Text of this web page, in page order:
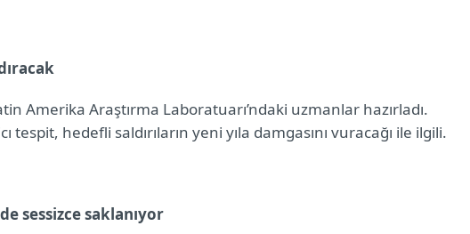
Amerika Araştırma Laboratuarı’ndaki uzmanlar hazırladı.
hedefli saldırıların yeni yıla damgasını vuracağı ile ilgili.
sessizce saklanıyor